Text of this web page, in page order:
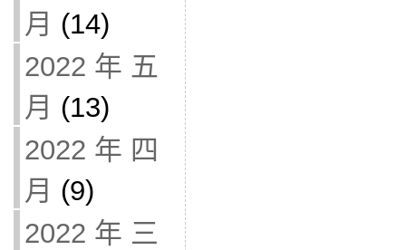
月 (14)
2022 年 五
月 (13)
2022 年 四
月 (9)
2022 年 三